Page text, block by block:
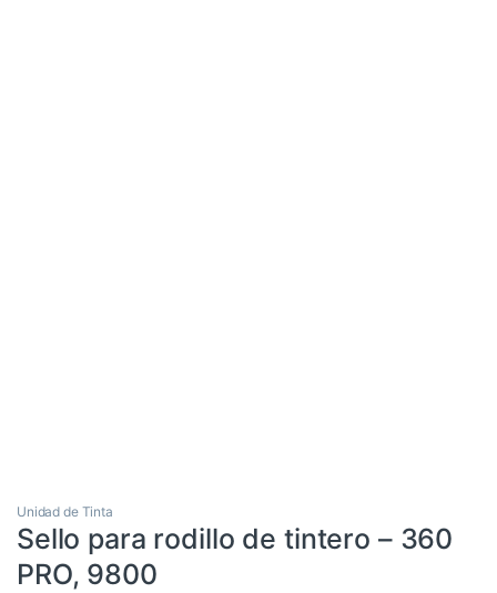
Unidad de Tinta
Sello para rodillo de tintero – 360
PRO, 9800